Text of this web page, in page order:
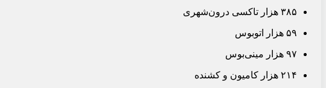
۳۸۵ هزار تاکسی درون‌شهری
۵۹ هزار اتوبوس
۹۷ هزار مینی‌بوس
۲۱۴ هزار کامیون و کشنده